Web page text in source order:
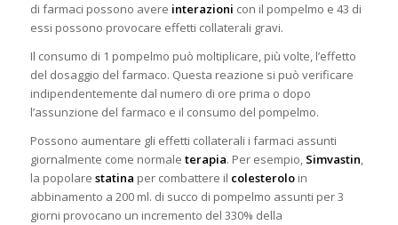
di farmaci possono avere interazioni con il pompelmo e 43 di
essi possono provocare effetti collaterali gravi.
Il consumo di 1 pompelmo può moltiplicare, più volte, l’effetto
del dosaggio del farmaco. Questa reazione si può verificare
indipendentemente dal numero di ore prima o dopo
l’assunzione del farmaco e il consumo del pompelmo.
Possono aumentare gli effetti collaterali i farmaci assunti
giornalmente come normale terapia. Per esempio, Simvastin,
la popolare statina per combattere il colesteroloin
abbinamento a 200 ml. di succo di pompelmo assunti per 3
giorni provocano un incremento del 330% della